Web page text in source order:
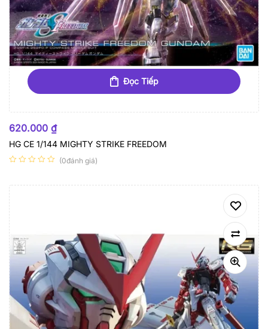
Đọc Tiếp
620.000 ₫
HG CE 1/144 MIGHTY STRIKE FREEDOM
(0đánh giá)